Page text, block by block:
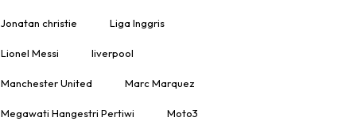
Jonatan christie Liga Inggris
Lionel Messi liverpool
Manchester United Marc Marquez
Megawati Hangestri Pertiwi Moto3